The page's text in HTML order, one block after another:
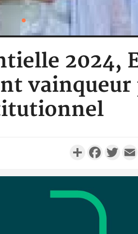
2024,
vainqueur
PartagerFacebook
Côte
réussi du